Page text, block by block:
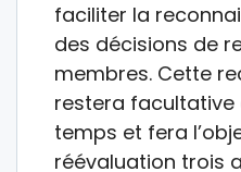
faciliter la
des décisions de
membres. Cette
restera facultative
temps et fera
réévaluation trois